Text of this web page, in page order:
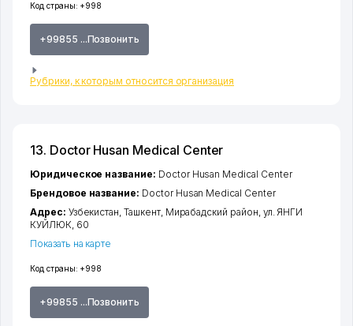
Код страны: +998
+99855 ...Позвонить
Рубрики, к которым относится организация
13. Doctor Husan Medical Center
Код страны: +998
+99855 ...Позвонить
Юридическое название: Doctor Husan Medical Center
Брендовое название: Doctor Husan Medical Center
Адрес: Узбекистан,Ташкент, Мирабадский район ул. ЯНГИ
КУЙЛЮК , 60
Показать на карте